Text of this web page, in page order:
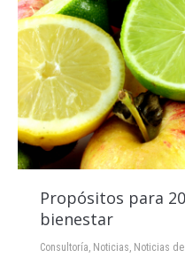
Propósitos para
bienestar
Consultoría, Noticias, Noticias de